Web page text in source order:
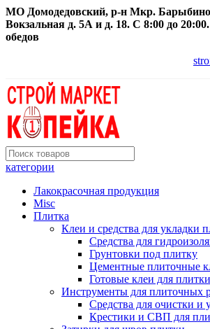
МО Домодедовский, р-н Мкр.
Вокзальная д. 5А и д. 18. С 8:00 до
обедов
категории
Лакокрасочная продукция
Misc
Плитка
Клеи и средства для укладки
Средства для
Грунтовки под плитку
Цементные плиточные
Готовые клеи для плитки
Инструменты для плиточных
Средства для очистки и
Крестики и СВП для